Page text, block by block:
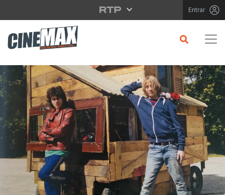
Saltar para o conteúdo principal Entrar